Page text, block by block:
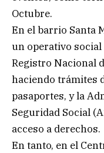
Octubre.
En el barrio Santa
un operativo
Registro Nacional
haciendo trámites
pasaportes, y la
Seguridad Social
acceso a derechos.
En tanto, en el